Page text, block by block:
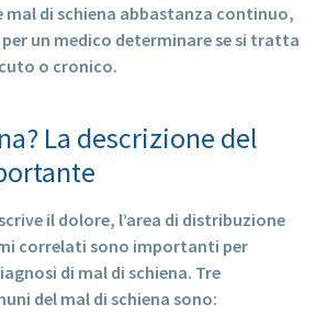
mal di schiena abbastanza continuo,
un medico determinare se si tratta
o cronico.
La descrizione del
il dolore, l’area di distribuzione
correlati sono importanti per
di mal di schiena. Tre
del mal di schiena sono: